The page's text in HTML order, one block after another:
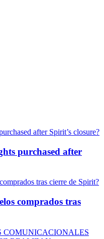
purchased after
comprados tras